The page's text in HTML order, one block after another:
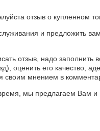
отзыв о купленном
и предложить
отзыв, надо заполнить
оценить его качество,
своим мнением в
время, мы предлагаем Вам